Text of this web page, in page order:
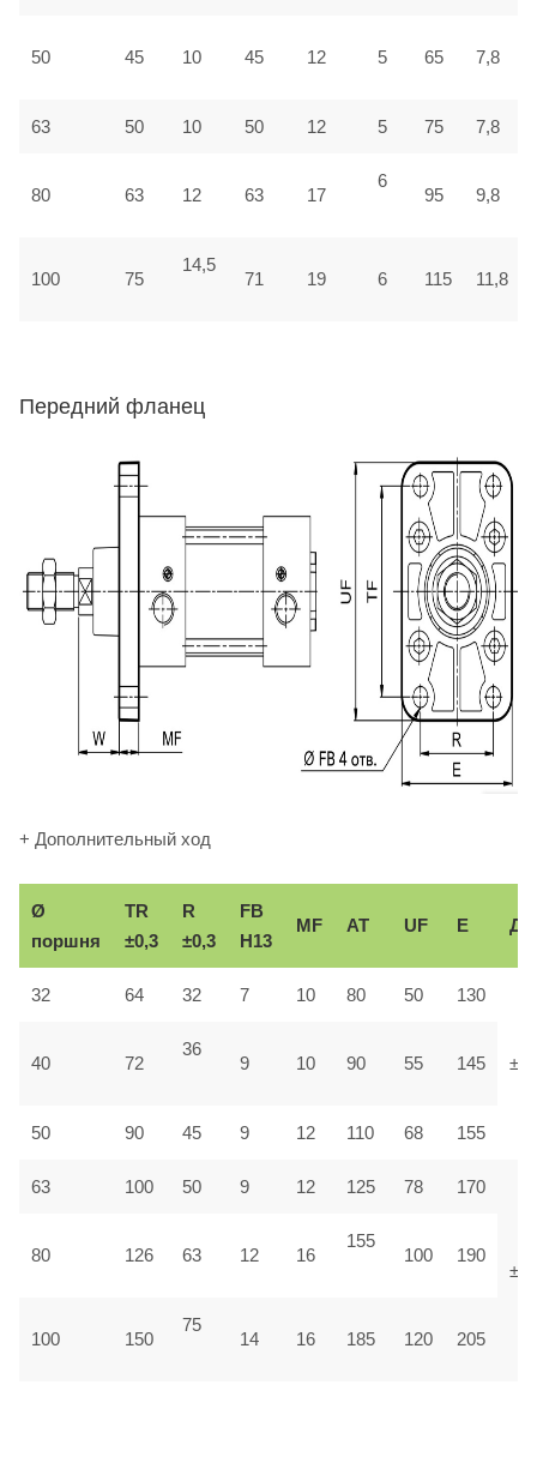
50 45 10 45 12 5 65 7,8
63 50 10 50 12 5 75 7,8
80 63 12 63 17
6
95 9,8
100 75
14,5
71 19 6 115 11,8
Передний фланец
+ Дополнительный ход
Ø
поршня
TR
±0,3
R
±0,3
FB
H13
MF AT UF E
32 64 32 7 10 80 50 130
40 72
36
9 10 90 55 145
50 90 45 9 12 110 68 155
63 100 50 9 12 125 78 170
80 126 63 12 16
155
100 190
100 150
75
14 16 185 120 205